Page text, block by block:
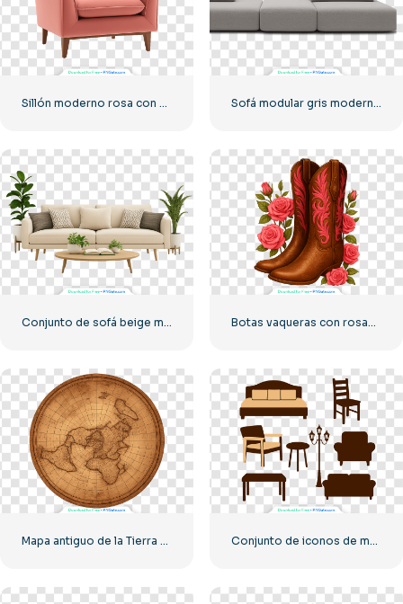
Sillón moderno rosa con patas de madera (PNG) Sofá modular gris moderno de tres piezas PNG gratis